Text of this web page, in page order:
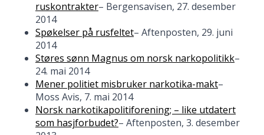
ruskontrakter– Bergensavisen, 27. desember
2014
Spøkelser på rusfeltet– Aftenposten, 29. juni
2014
Støres sønn Magnus om norsk narkopolitikk–
24. mai 2014
Mener politiet misbruker narkotika-makt–
Moss Avis, 7. mai 2014
Norsk narkotikapolitiforening; – like utdatert
som hasjforbudet?– Aftenposten, 3. desember